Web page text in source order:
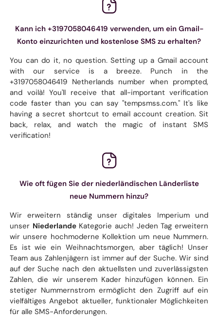
Kann ich +3197058046419 verwenden, um ein Gmail-
Konto einzurichten und kostenlose SMS zu erhalten?
You can do it, no question. Setting up a Gmail account
with our service is a breeze. Punch in the
+3197058046419 Netherlands number when prompted,
and voilà! You'll receive that all-important verification
code faster than you can say "tempsmss.com." It's like
having a secret shortcut to email account creation. Sit
back, relax, and watch the magic of instant SMS
verification!
Wie oft fügen Sie der niederländischen Länderliste
neue Nummern hinzu?
Wir erweitern ständig unser digitales Imperium und
unser NiederlandeKategorie auch! Jeden Tag erweitern
wir unsere hochmoderne Kollektion um neue Nummern.
Es ist wie ein Weihnachtsmorgen, aber täglich! Unser
Team aus Zahlenjägern ist immer auf der Suche. Wir sind
auf der Suche nach den aktuellsten und zuverlässigsten
Zahlen, die wir unserem Kader hinzufügen können. Ein
stetiger Nummernstrom ermöglicht den Zugriff auf ein
vielfältiges Angebot aktueller, funktionaler Möglichkeiten
für alle SMS-Anforderungen.